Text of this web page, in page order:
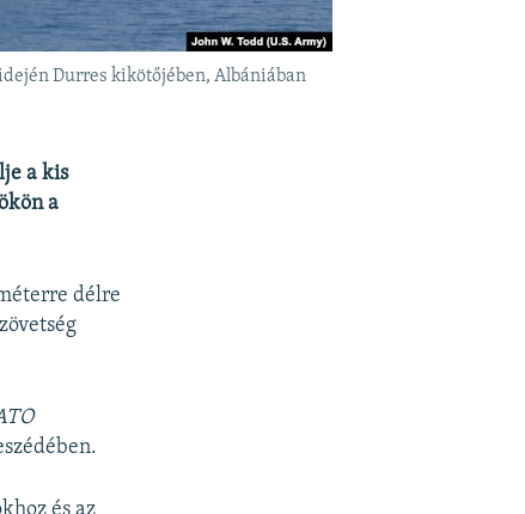
Durres kikötőjében, Albániában
a kis
a
délre